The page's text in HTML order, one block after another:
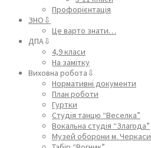
Профорієнтація
ЗНО⇩
Це варто знати…
ДПА⇩
4,9 класи
На замітку
Виховна робота⇩
Нормативні документи
План роботи
Гуртки
Студія танцю “Веселка”
Вокальна студія “Злагода”
Музей оборони м. Черкаси